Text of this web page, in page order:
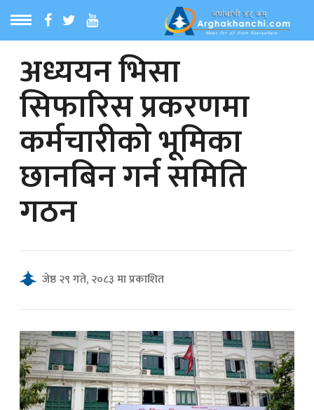
MENU
समाचार
समाचार
समाचार
अध्ययन भिसा
सिफारिस प्रकरणमा
कर्मचारीको भूमिका
छानबिन गर्न समिति
गठन
जेष्ठ २९ गते, २०८३ मा प्रकाशित